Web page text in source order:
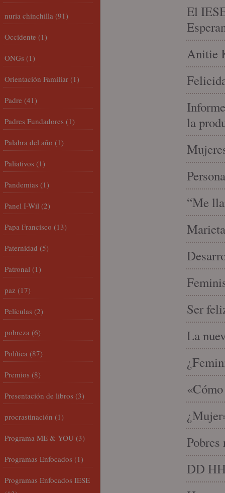
El
Anitie
la
“Me
Ser
La
DD
nuria chinchilla (91)
Occidente (1)
ONGs (1)
Orientación Familiar (1)
Padre (41)
Padres Fundadores (1)
Palabra del año (1)
Paliativos (1)
Pandemias (1)
Panel I-Wil (2)
Papa Francisco (13)
Paternidad (5)
Patronal (1)
paz (17)
Películas (2)
pobreza (6)
Política (87)
Premios (8)
Presentación de libros (3)
procrastinación (1)
Programa ME & YOU (3)
Programas Enfocados (1)
Programas Enfocados IESE